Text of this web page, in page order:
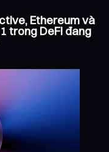
Ethereum và
trong DeFi đang